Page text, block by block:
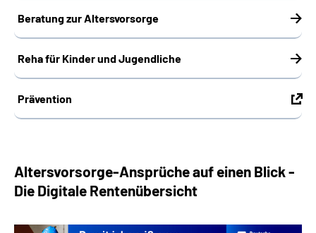
Beratung zur Altersvorsorge
Reha für Kinder und Jugendliche
Prävention
Altersvorsorge-Ansprüche auf einen Blick -
Die Digitale Rentenübersicht